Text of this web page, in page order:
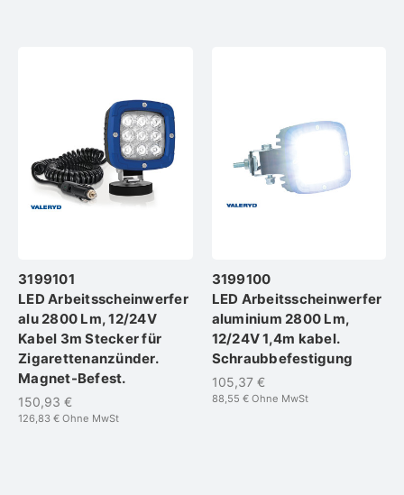
3199101
LED Arbeitsscheinwerfer
alu 2800 Lm, 12/24V
Kabel 3m Stecker für
Zigarettenanzünder.
Magnet-Befest.
150,93 €
126,83 € Ohne MwSt
3199100
LED Arbeitsscheinwerfer
aluminium 2800 Lm,
12/24V 1,4m kabel.
Schraubbefestigung
105,37 €
88,55 €Ohne MwSt